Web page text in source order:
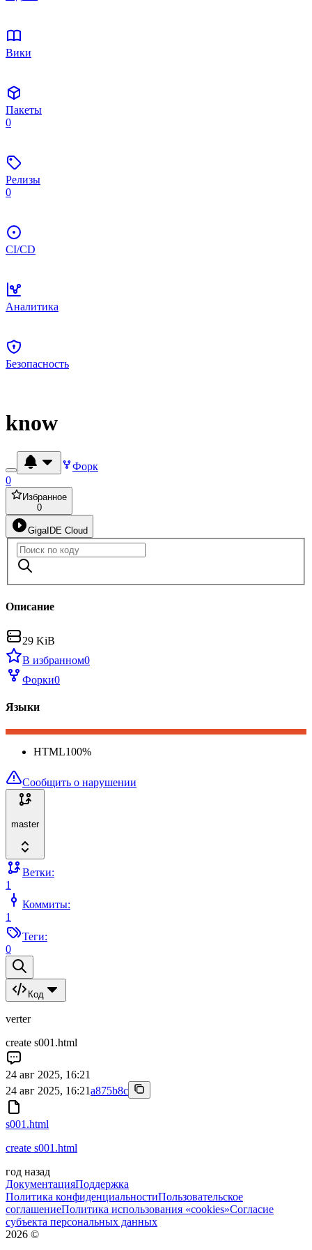
Вики
Пакеты
0
Релизы
0
CI/CD
Аналитика
Безопасность
know
Форк
0
Избранное
0
GigaIDE Cloud
Описание
29 KiB
В избранном0
Форки0
Языки
HTML100%
Сообщить о нарушении
master
Ветки:
1
Коммиты:
1
Теги:
0
Код
verter
create s001.html
24 авг 2025, 16:21
24 авг 2025, 16:21a875b8c
s001.html
create s001.html
год назад
ДокументацияПоддержка
Политика конфиденциальностиПользовательское
соглашениеПолитика использования «cookies»Согласие
субъекта персональных данных
2026 ©